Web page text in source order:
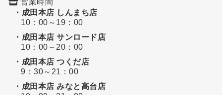
・成田本店 しんまち店
10：00～19：00
・成田本店 サンロード店
10：00～20：00
・成田本店 つくだ店
9：30～21：00
・成田本店 みなと高台店